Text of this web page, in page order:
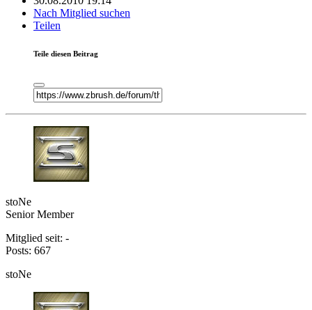
Nach Mitglied suchen
Teilen
Teile diesen Beitrag
stoNe
Senior Member
Mitglied seit: -
Posts: 667
stoNe